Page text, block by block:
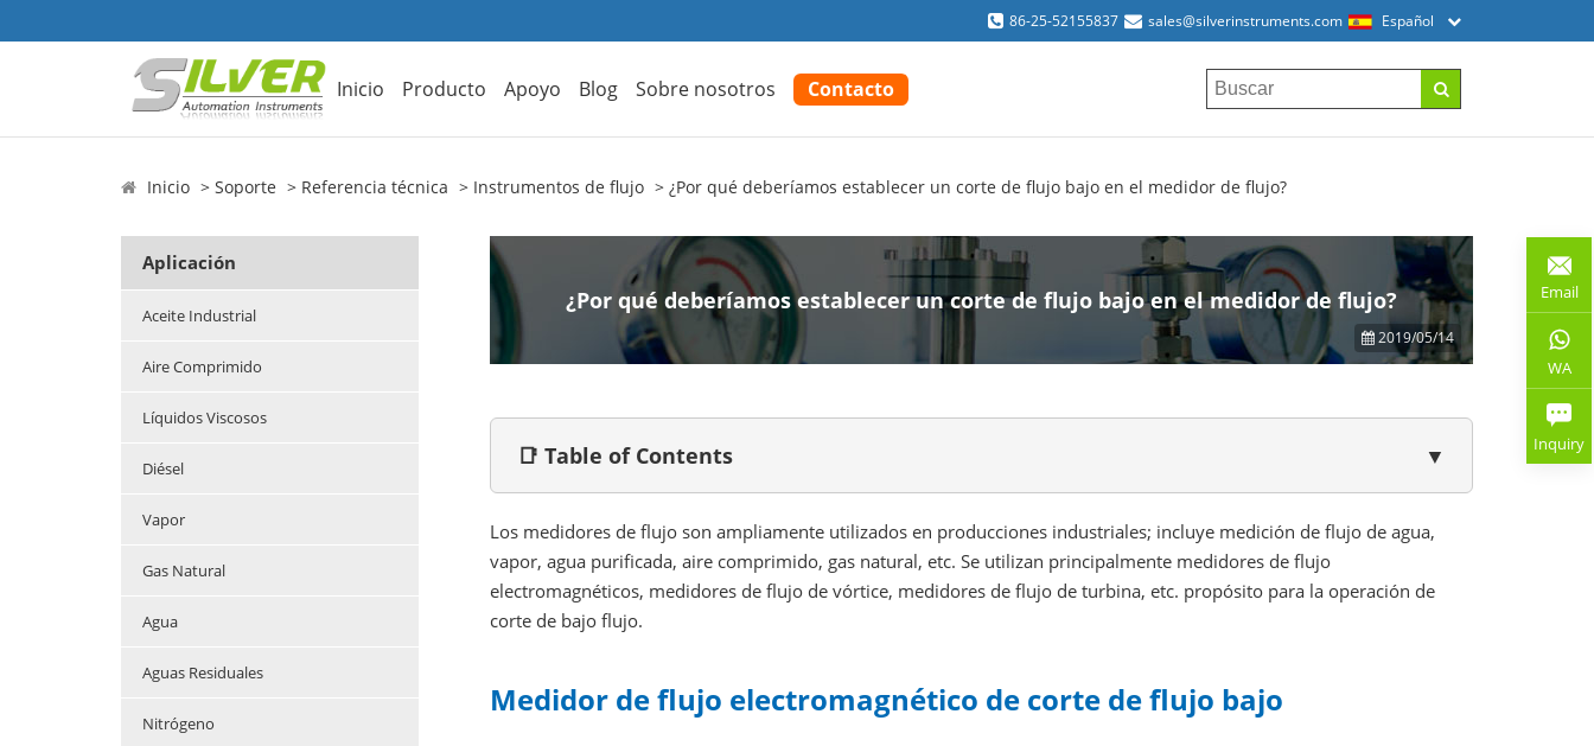
86-25-52155837 sales@silverinstruments.com Español
Inicio Producto Apoyo Blog Sobre nosotros Contacto
Inicio Soporte Referencia técnica Instrumentos de flujo ¿Por qué deberíamos establecer un corte de flujo bajo en el medidor de flujo?
Aplicación
Aceite Industrial
Aire Comprimido
Líquidos Viscosos
Diésel
Vapor
Gas Natural
Agua
Aguas Residuales
Nitrógeno
¿Por qué deberíamos establecer un corte de flujo bajo en el medidor de flujo?
2019/05/14
📑 Table of Contents ▼
Los medidores de flujo son ampliamente utilizados en producciones industriales; incluye medición de flujo de agua,
vapor, agua purificada, aire comprimido, gas natural, etc. Se utilizan principalmente medidores de flujo
electromagnéticos, medidores de flujo de vórtice, medidores de flujo de turbina, etc. propósito para la operación de
corte de bajo flujo.
Medidor de flujo electromagnético de corte de flujo bajo
Email
WA
Inquiry